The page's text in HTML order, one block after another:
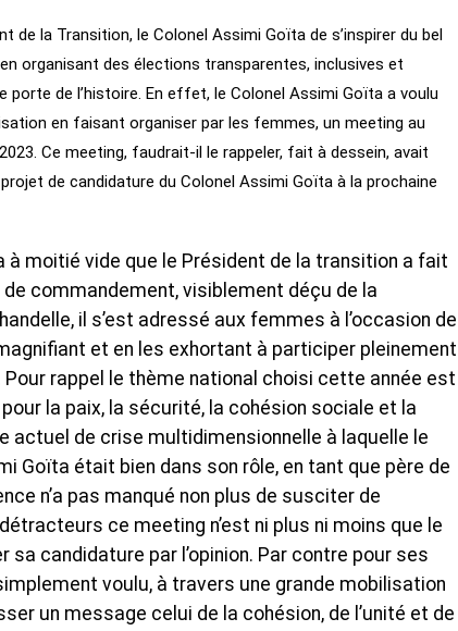
de la Transition, le Colonel Assimi Goïta de s’inspirer du bel
organisant des élections transparentes, inclusives et
de l’histoire. En effet, le Colonel Assimi Goïta a voulu
en faisant organiser par les femmes, un meeting au
Ce meeting, faudrait-il le rappeler, fait à dessein, avait
de candidature du Colonel Assimi Goïta à la prochaine
à moitié vide que le Président de la transition a fait
commandement, visiblement déçu de la
il s’est adressé aux femmes à l’occasion de
et en les exhortant à participer pleinement
rappel le thème national choisi cette année est
la paix, la sécurité, la cohésion sociale et la
actuel de crise multidimensionnelle à laquelle le
Goïta était bien dans son rôle, en tant que père de
n’a pas manqué non plus de susciter de
ce meeting n’est ni plus ni moins que le
candidature par l’opinion. Par contre pour ses
voulu, à travers une grande mobilisation
un message celui de la cohésion, de l’unité et de